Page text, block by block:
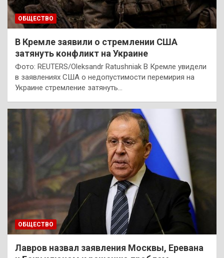
ОБЩЕСТВО
В Кремле заявили о стремлении США
затянуть конфликт на Украине
Фото: REUTERS/Oleksandr Ratushniak В Кремле увидели
в заявлениях США о недопустимости перемирия на
Украине стремление затянуть…
ОБЩЕСТВО
Лавров назвал заявления Москвы, Еревана